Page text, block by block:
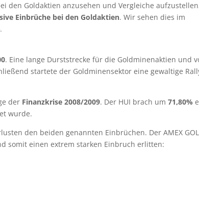
den Goldaktien anzusehen und Vergleiche
Einbrüche bei den Goldaktien. Wir sehen dies im
. Eine lange Durststrecke für die Goldminenaktien und
startete der Goldminensektor eine gewaltige
der Finanzkrise 2008/2009. Der HUI brach um71,80%
wurde.
den beiden genannten Einbrüchen. Der AMEX
somit einen extrem starken Einbruch erlitten: